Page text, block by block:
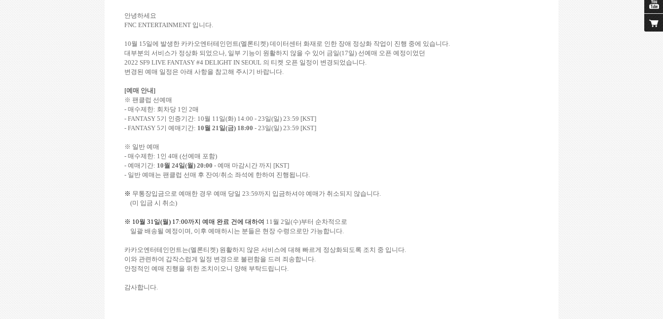
안녕하세요
FNC ENTERTAINMENT 입니다.
10월 15일에 발생한 카카오엔터테인먼트(멜론티켓) 데이터센터 화재로 인한 장애 정상화 작업이 진행 중에 있습니다.
대부분의 서비스가 정상화 되었으나, 일부 기능이 원활하지 않을 수 있어 금일(17일) 선예매 오픈 예정이었던
2022 SF9 LIVE FANTASY #4 DELIGHT IN SEOUL 의 티켓 오픈 일정이 변경되었습니다.
변경된 예매 일정은 아래 사항을 참고해 주시기 바랍니다.
[예매 안내 ]
※ 팬클럽 선예매
- 매수제한: 회차당 1인 2매
- FANTASY 5기 인증기간: 10월 11일(화) 14:00 - 23일(일) 23:59 [KST]
- FANTASY 5기 예매기간: 10월 21일(금) 18:00 - 23일(일) 23:59 [KST]
※ 일반 예매
- 매수제한: 1인 4매 (선예매 포함)
- 예매기간: 10월 24일(월 ) 20:00 - 예매 마감시간 까지 [KST]
- 일반 예매는 팬클럽 선매 후 잔여/취소 좌석에 한하여 진행됩니다.
※ 무통장입금으로 예매한 경우 예매 당일 23:59까지 입금하셔야 예매가 취소되지 않습니다.
(미 입금 시 취소)
※ 10월 31일(월) 17:00까지 예매 완료 건에 대하여 11월 2일(수)부터 순차적으로
일괄 배송될 예정이며 , 이후 예매하시는 분들은 현장 수령으로만 가능합니다.
카카오엔터테인먼트는(멜론티켓) 원활하지 않은 서비스에 대해 빠르게 정상화되도록 조치 중 입니다.
이와 관련하여 갑작스럽게 일정 변경으로 불편함을 드려 죄송합니다.
안정적인 예매 진행을 위한 조치이오니 양해 부탁드립니다.
감사합니다.